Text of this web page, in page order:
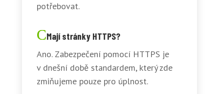
potřebovat.
Mají stránky HTTPS?
Ano. Zabezpečení pomocí HTTPS je
v dnešní době standardem, který zde
zmiňujeme pouze pro úplnost.